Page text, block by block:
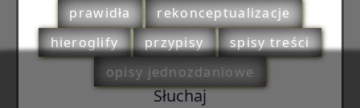
prawidła
rekonceptualizacje
hieroglify
przypisy
spisy treści
opisy jednozdaniowe
Słuchaj